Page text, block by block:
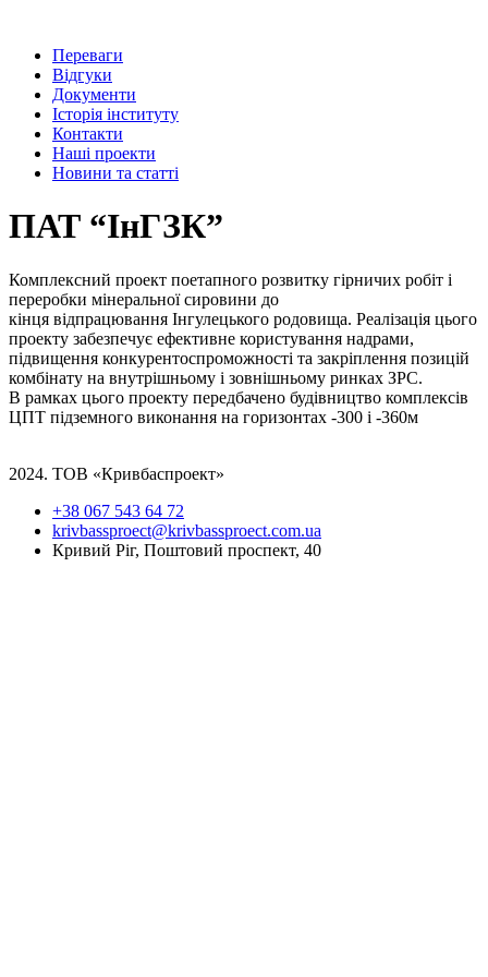
Переваги
Відгуки
Документи
Історія інституту
Контакти
Наші проекти
Новини та статті
ПАТ “ІнГЗК”
Комплексний проект поетапного розвитку гірничих робіт і
переробки мінеральноїсировини до
кінця відпрацювання Інгулецького родовища. Реалізація цього
проекту забезпечує ефективне користування надрами,
підвищення конкурентоспроможності та закріплення позицій
комбінату на внутрішньому і зовнішньому ринках ЗРС.
В рамках цього проекту передбачено будівництво комплексів
ЦПТ підземного виконання на горизонтах -300 і -360м
2024. ТОВ «Кривбаспроект»
+38 067 543 64 72
krivbassproect@krivbassproect.com.ua
Кривий Ріг, Поштовий проспект, 40